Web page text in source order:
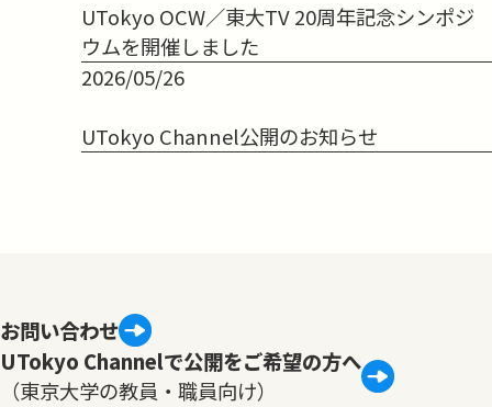
UTokyo OCW／東大TV 20周年記念シンポジ
ウムを開催しました
2026/05/26
UTokyo Channel公開のお知らせ
お問い合わせ
UTokyo Channelで公開をご希望の方へ
（東京大学の教員・職員向け）